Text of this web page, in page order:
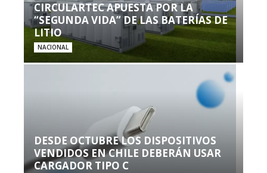
CIRCULARTEC APUESTA POR LA
“SEGUNDA VIDA” DE LAS BATERÍAS DE
LITIO
NACIONAL
DESDE OCTUBRE LOS DISPOSITIVOS
VENDIDOS EN CHILE DEBERÁN USAR
CARGADOR TIPO C